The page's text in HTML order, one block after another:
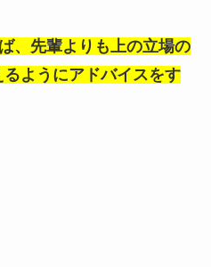
、先輩よりも上の立場の
ようにアドバイスをす